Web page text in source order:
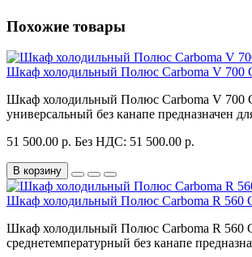
Похожие товары
Шкаф холодильный Полюс Carboma V 700
Шкаф холодильный Полюс Carboma V 700
универсальный без канапе предназначен
51 500.00 р. Без НДС: 51 500.00 р.
В корзину
Шкаф холодильный Полюс Carboma R 560
Шкаф холодильный Полюс Carboma R 560
среднетемпературный без канапе